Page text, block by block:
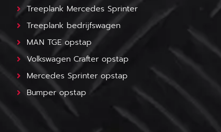
Treeplank Mercedes Sprinter
Treeplank bedrijfswagen
MAN TGE opstap
Volkswagen Crafter opstap
Mercedes Sprinter opstap
Bumper opstap